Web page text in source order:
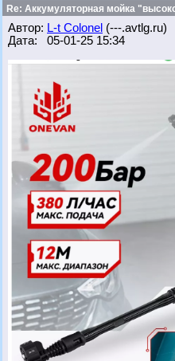
Re: Аккумуляторная мойка
Автор: L-t Colonel (---.avtlg.ru)
Дата: 05-01-25 15:34